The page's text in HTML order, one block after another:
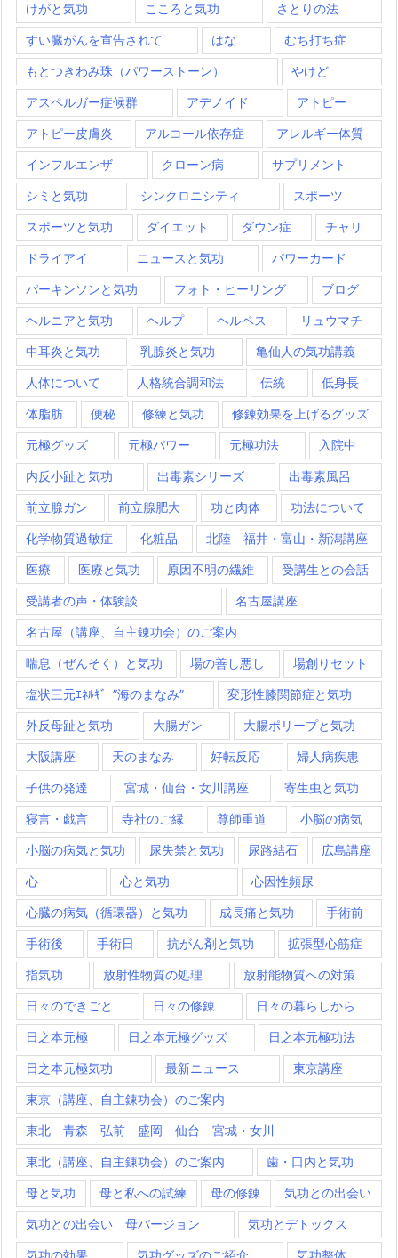
けがと気功 こころと気功 さとりの法
すい臓がんを宣告されて はな むち打ち症
もとつきわみ珠（パワーストーン） やけど
アスペルガー症候群 アデノイド アトピー
アトピー皮膚炎 アルコール依存症 アレルギー体質
インフルエンザ クローン病 サプリメント
シミと気功 シンクロニシティ スポーツ
スポーツと気功 ダイエット ダウン症 チャリ
ドライアイ ニュースと気功 パワーカード
パーキンソンと気功 フォト・ヒーリング ブログ
ヘルニアと気功 ヘルプ ヘルペス リュウマチ
中耳炎と気功 乳腺炎と気功 亀仙人の気功講義
人体について 人格統合調和法 伝統 低身長
体脂肪 便秘 修練と気功 修錬効果を上げるグッズ
元極グッズ 元極パワー 元極功法 入院中
内反小趾と気功 出毒素シリーズ 出毒素風呂
前立腺ガン 前立腺肥大 功と肉体 功法について
化学物質過敏症 化粧品 北陸 福井・富山・新潟講座
医療 医療と気功 原因不明の繊維 受講生との会話
受講者の声・体験談 名古屋講座
名古屋（講座、自主錬功会）のご案内
喘息（ぜんそく）と気功 場の善し悪し 場創りセット
塩状三元ｴﾈﾙｷﾞｰ”海のまなみ” 変形性膝関節症と気功
外反母趾と気功 大腸ガン 大腸ポリープと気功
大阪講座 天のまなみ 好転反応 婦人病疾患
子供の発達 宮城・仙台・女川講座 寄生虫と気功
寝言・戯言 寺社のご縁 尊師重道 小脳の病気
小脳の病気と気功 尿失禁と気功 尿路結石 広島講座
心 心と気功 心因性頻尿
心臓の病気（循環器）と気功 成長痛と気功 手術前
手術後 手術日 抗がん剤と気功 拡張型心筋症
指気功 放射性物質の処理 放射能物質への対策
日々のできごと 日々の修錬 日々の暮らしから
日之本元極 日之本元極グッズ 日之本元極功法
日之本元極気功 最新ニュース 東京講座
東京（講座、自主錬功会）のご案内
東北 青森 弘前 盛岡 仙台 宮城・女川
東北（講座、自主錬功会）のご案内 歯・口内と気功
母と気功 母と私への試練 母の修錬 気功との出会い
気功との出会い 母バージョン 気功とデトックス
気功の効果 気功グッズのご紹介 気功整体